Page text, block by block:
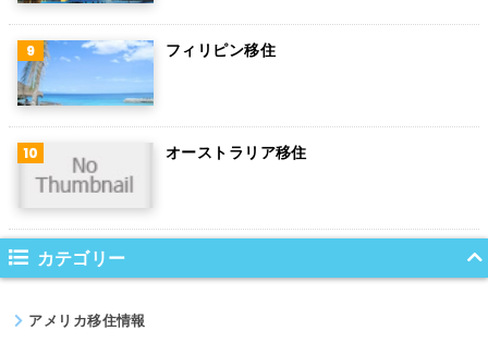
ハンガリー
ポーランド
南アフリカ
サウジアラビア
コロンビア
ノルウェー
ネパール
パキスタン
フィリピン移住
オーストラリア移住
カテゴリー
アメリカ移住情報